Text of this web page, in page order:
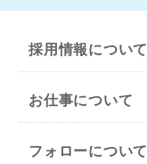
採用情報について
お仕事について
フォローについて